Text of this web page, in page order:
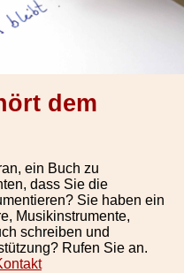
dem
ein Buch zu
dass Sie die
Sie haben ein
Musikinstrumente,
schreiben und
Rufen Sie an.